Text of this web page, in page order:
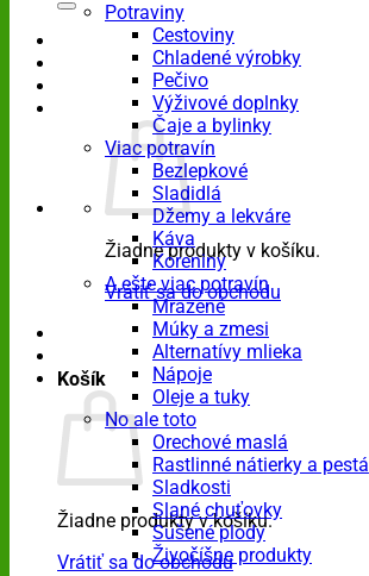
Žiadne produkty v košíku.
Vrátiť sa do obchodu
Košík
Žiadne produkty v košíku.
Vrátiť sa do obchodu
Potraviny
Cestoviny
Chladené výrobky
Pečivo
Výživové doplnky
Čaje a bylinky
Viac potravín
Bezlepkové
Sladidlá
Džemy a lekváre
Káva
Koreniny
A ešte viac potravín
Mrazené
Múky a zmesi
Alternatívy mlieka
Nápoje
Oleje a tuky
No ale toto
Orechové maslá
Rastlinné nátierky a pestá
Sladkosti
Slané chuťovky
Sušené plody
Živočíšne produkty